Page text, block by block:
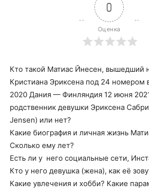
0
Оценка
Кто такой Матиас Йнесен, вышедший
Кристиана Эриксена под 24 номером
2020 Дания — Финляндия 12 июня
родственник девушки Эриксена
Jensen) или нет?
Какие биография и личная жизнь
Сколько ему лет?
Есть ли у него социальные сети,
Кто у него девушка (жена), как её
Какие увлечения и хобби? Какие